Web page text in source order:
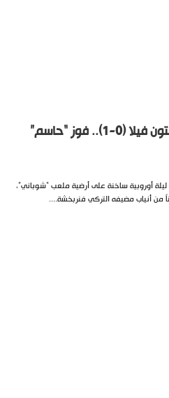
ملخص مباراة فنربخشة وأستون فيلا (0-1).. فوز “حاسم”
أوروبية ساخنة على أرضية ملعب “شوباني”،
من أنياب مضيفه التركي فنربخشة....